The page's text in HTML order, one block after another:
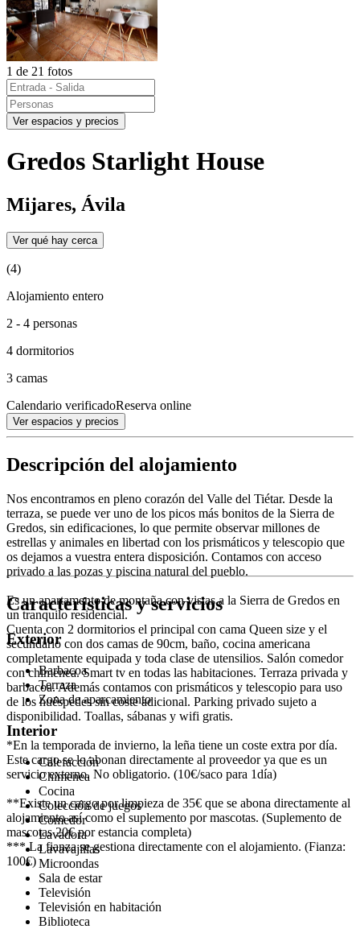
1 de 21 fotos
Ver espacios y precios
Gredos Starlight House
Mijares, Ávila
Ver qué hay cerca
(4)
Alojamiento entero
2 - 4 personas
4 dormitorios
3 camas
Calendario verificadoReserva online
Ver espacios y precios
Descripción del alojamiento
Nos encontramos en pleno corazón del Valle del Tiétar. Desde la
terraza, se puede ver uno de los picos más bonitos de la Sierra de
Gredos, sin edificaciones, lo que permite observar millones de
estrellas y animales en libertad con los prismáticos y telescopio que
os dejamos a vuestra entera disposición. Contamos con acceso
privado a las pozas y piscina natural del pueblo.
Es un apartamento de montaña con vistas a la Sierra de Gredos en
un tranquilo residencial.
Cuenta con 2 dormitorios el principal con cama Queen size y el
secundario con dos camas de 90cm, baño, cocina americana
completamente equipada y toda clase de utensilios. Salón comedor
con chimenea. Smart tv en todas las habitaciones. Terraza privada y
barbacoa. Además contamos con prismáticos y telescopio para uso
de los huéspedes sin coste adicional. Parking privado sujeto a
disponibilidad. Toallas, sábanas y wifi gratis.
*En la temporada de invierno, la leña tiene un coste extra por día.
Este cargo se lo abonan directamente al proveedor ya que es un
servicio externo. No obligatorio. (10€/saco para 1día)
**Existe un cargo por limpieza de 35€ que se abona directamente al
alojamiento así como el suplemento por mascotas. (Suplemento de
mascotas 20€ por estancia completa)
*** La fianza se gestiona directamente con el alojamiento. (Fianza:
100€)
Características y servicios
Exterior
Barbacoa
Terraza
Zona de aparcamiento
Interior
Calefacción
Chimenea
Cocina
Colección de juegos
Comedor
Lavadora
Lavavajillas
Microondas
Sala de estar
Televisión
Televisión en habitación
Biblioteca